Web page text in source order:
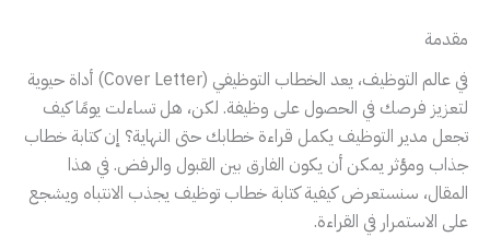
مقدمة
في عالم التوظيف، يعد الخطاب التوظيفي (Cover Letter) أداة حيوية
لتعزيز فرصك في الحصول على وظيفة. لكن، هل تساءلت يومًا كيف
تجعل مدير التوظيف يكمل قراءة خطابك حتى النهاية؟ إن كتابة خطاب
جذاب ومؤثر يمكن أن يكون الفارق بين القبول والرفض. في هذا
المقال، سنستعرض كيفية كتابة خطاب توظيف يجذب الانتباه ويشجع
على الاستمرار في القراءة.